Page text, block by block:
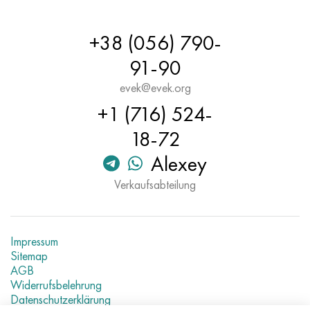
+38 (056) 790-
91-90
evek@evek.org
+1 (716) 524-
18-72
Alexey
Verkaufsabteilung
Impressum
Sitemap
AGB
Widerrufsbelehrung
Datenschutzerklärung
Hastelloy C2000
45H, 45h, 1.7035
45HN2MFA, k2425, 45hnmf
А40G, 44smn28, 1.0762, 46s20